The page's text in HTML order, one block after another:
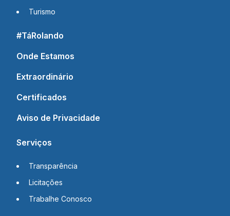
Turismo
#TáRolando
Onde Estamos
Extraordinário
Certificados
Aviso de Privacidade
Serviços
Transparência
Licitações
Trabalhe Conosco